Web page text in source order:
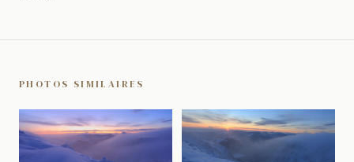
PHOTOS SIMILAIRES